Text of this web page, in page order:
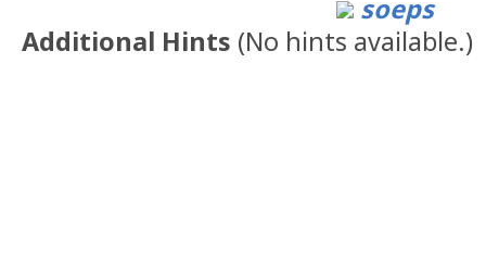
soeps
Additional Hints (No hints available.)